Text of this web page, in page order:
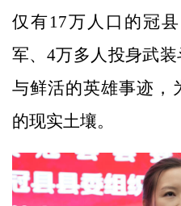
仅有17万人口的冠
军、4万多人投身武
与鲜活的英雄事迹，
的现实土壤。